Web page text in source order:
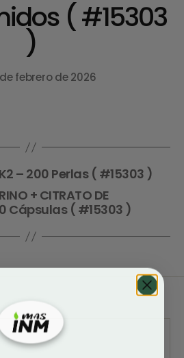
( #15303
)
febrero de 2026
– 200 Perlas ( #15303 )
+ CITRATO DE
Cápsulas ( #15303 )